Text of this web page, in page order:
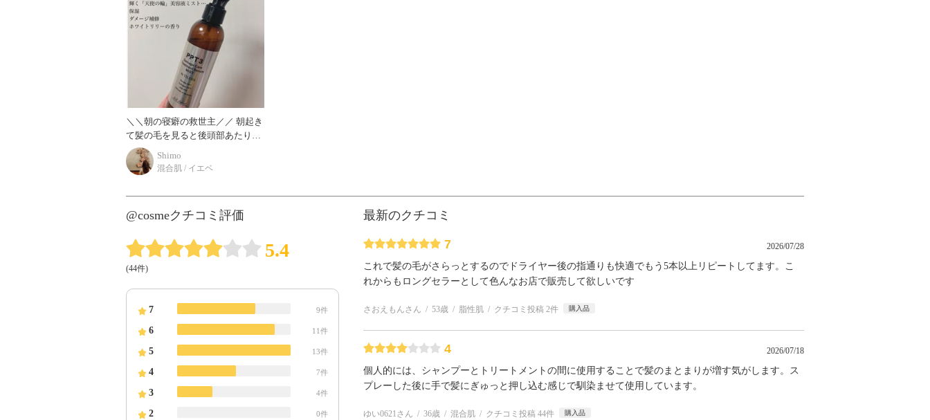
＼＼朝の寝癖の救世主／／ 朝起き
て髪の毛を見ると後頭部あたりが
膨らんで寝癖がついてしまう私で
す…。笑 硬毛でボリューム多めで
Shimo
混合肌 / イエベ
@cosmeクチコミ評価
5.4
(44件)
7 9件
6 11件
5 13件
4 7件
3 4件
2 0件
最新のクチコミ
7 2026/07/28
これで髪の毛がさらっとするのでドライヤー後の指通りも快適でもう5本以上リピートしてます。こ
れからもロングセラーとして色んなお店で販売して欲しいです
さおえもんさん 53歳 脂性肌 クチコミ投稿 2件 購入品
4 2026/07/18
個人的には、シャンプーとトリートメントの間に使用することで髪のまとまりが増す気がします。ス
プレーした後に手で髪にぎゅっと押し込む感じで馴染ませて使用しています。
ゆい0621さん 36歳 混合肌 クチコミ投稿 44件 購入品